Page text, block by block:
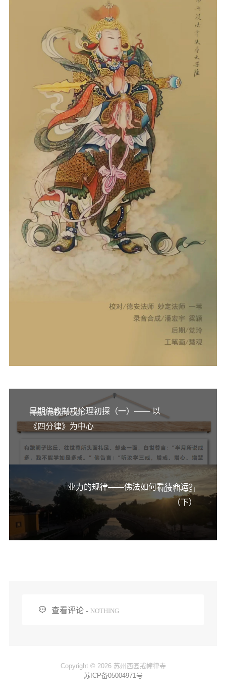
PREVIOUS POST
早期佛教制戒伦理初探（一）—— 以
《四分律》为中心
NEXT POST
业力的规律——佛法如何看待命运？
（下）
 查看评论 - NOTHING
Copyright © 2026 苏州西园戒幢律寺
苏ICP备05004971号